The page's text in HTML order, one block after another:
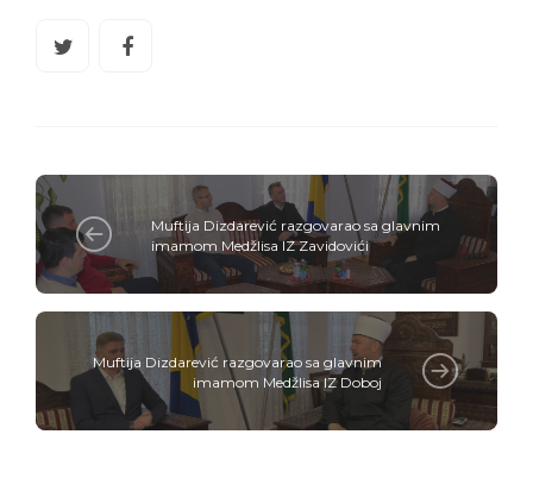
Muftija Dizdarević razgovarao sa glavnim
imamom Medžlisa IZ Zavidovići
Muftija Dizdarević razgovarao sa glavnim
imamom Medžlisa IZ Doboj